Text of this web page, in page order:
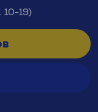
10-19)